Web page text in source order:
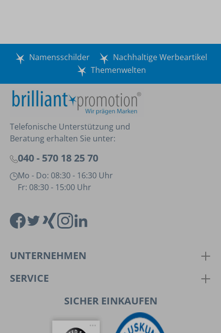
Namensschilder
Nachhaltige Werbeartikel
Themenwelten
Telefonische Unterstützung und
Beratung erhalten Sie unter:
040 - 570 18 25 70
Mo - Do: 08:30 - 16:30 Uhr
Fr: 08:30 - 15:00 Uhr
UNTERNEHMEN
SERVICE
SICHER EINKAUFEN